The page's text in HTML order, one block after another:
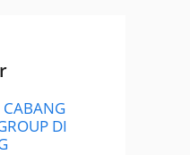
CABANG
DI